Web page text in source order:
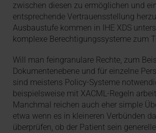
zwischen diesen zu ermöglichen und
entsprechende Vertrauensstellung
Ausbaustufe kommen in IHE XDS
komplexe Berechtigungssysteme zum
Will man feingranulare Rechte, zum
Dokumentenebene und für einzelne
sind meistens Policy-Systeme
beispielsweise mit XACML-Regeln
Manchmal reichen auch eher simple
etwa wenn es in kleineren Verbünden
überprüfen, ob der Patient sein